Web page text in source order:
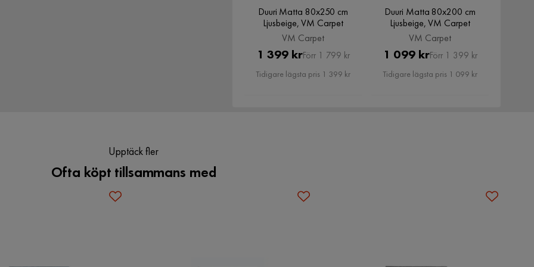
Duuri Matta 80x250 cm
Ljusbeige, VM Carpet
VM Carpet
Pris
1 399 krOriginal
Pris
Förr 1 799 kr
Tidigare lägsta pris 1 399 kr
Duuri Matta 80x200 cm
Ljusbeige, VM Carpet
VM Carpet
Pris
1 099 krOriginal
Pris
Förr 1 399 kr
Tidigare lägsta pris 1 099 kr
Upptäck fler
Ofta köpt tillsammans med